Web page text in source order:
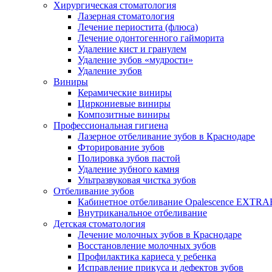
Хирургическая стоматология
Лазерная стоматология
Лечение периостита (флюса)
Лечение одонтогенного гайморита
Удаление кист и гранулем
Удаление зубов «мудрости»
Удаление зубов
Виниры
Керамические виниры
Циркониевые виниры
Композитные виниры
Профессиональная гигиена
Лазерное отбеливание зубов в Краснодаре
Фторирование зубов
Полировка зубов пастой
Удаление зубного камня
Ультразвуковая чистка зубов
Отбеливание зубов
Кабинетное отбеливание Opalescence
Внутриканальное отбеливание
Детская стоматология
Лечение молочных зубов в Краснодаре
Восстановление молочных зубов
Профилактика кариеса у ребенка
Исправление прикуса и дефектов зубов